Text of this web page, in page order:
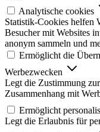
Analytische cookies
Statistik-Cookies helfen
Besucher mit Websites
anonym sammeln und
Ermöglicht die
Werbezwecken
Legt die Zustimmung
Zusammenhang mit
Ermöglicht
Legt die Erlaubnis für